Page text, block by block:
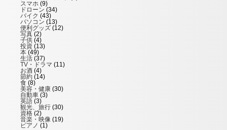
スマホ (9)
ドローン (34)
バイク (43)
パソコン (13)
便利グッズ (12)
写真 (2)
子供 (4)
投資 (13)
本 (49)
生活 (37)
TV・ドラマ (11)
お酒 (4)
節約 (14)
食 (8)
美容・健康 (30)
自動車 (3)
英語 (3)
観光、旅行 (30)
資格 (2)
音楽・映像 (19)
ピアノ (1)